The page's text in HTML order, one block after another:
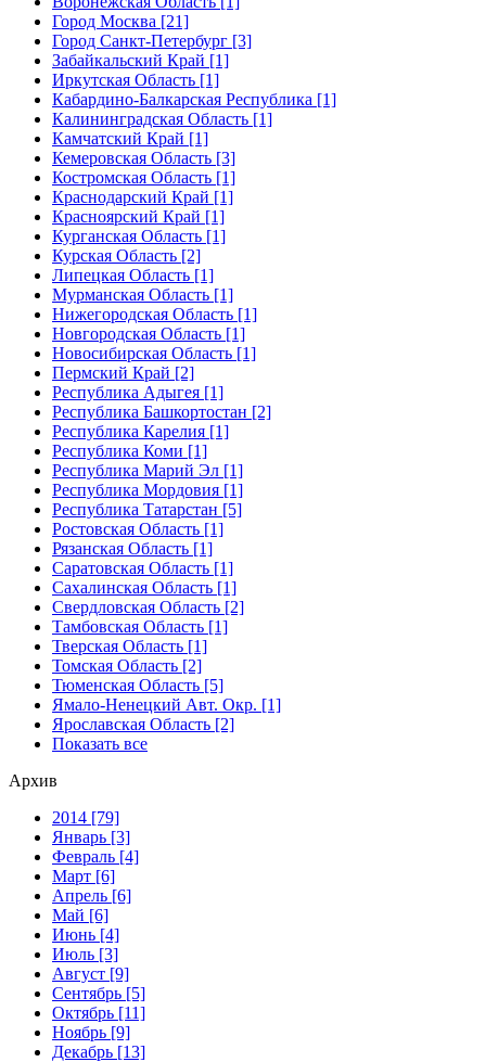
Город Москва [21]
Город Санкт-Петербург [3]
Забайкальский Край [1]
Иркутская Область [1]
Кабардино-Балкарская Республика [1]
Калининградская Область [1]
Камчатский Край [1]
Кемеровская Область [3]
Костромская Область [1]
Краснодарский Край [1]
Красноярский Край [1]
Курганская Область [1]
Курская Область [2]
Липецкая Область [1]
Мурманская Область [1]
Нижегородская Область [1]
Новгородская Область [1]
Новосибирская Область [1]
Пермский Край [2]
Республика Адыгея [1]
Республика Башкортостан [2]
Республика Карелия [1]
Республика Коми [1]
Республика Марий Эл [1]
Республика Мордовия [1]
Республика Татарстан [5]
Ростовская Область [1]
Рязанская Область [1]
Саратовская Область [1]
Сахалинская Область [1]
Свердловская Область [2]
Тамбовская Область [1]
Тверская Область [1]
Томская Область [2]
Тюменская Область [5]
Ямало-Ненецкий Авт. Окр. [1]
Ярославская Область [2]
Показать все
Архив
2014 [79]
Январь [3]
Февраль [4]
Март [6]
Апрель [6]
Май [6]
Июнь [4]
Июль [3]
Август [9]
Сентябрь [5]
Октябрь [11]
Ноябрь [9]
Декабрь [13]